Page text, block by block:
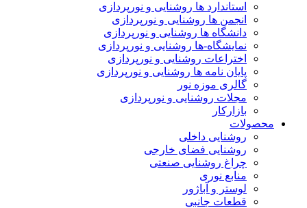
استاندارد ها روشنایی و نورپردازی
انجمن ها روشنایی و نورپردازی
دانشگاه ها روشنایی و نورپردازی
نمایشگاه-ها روشنایی و نورپردازی
اختراعات روشنایی و نورپردازی
پایان نامه ها روشنایی و نورپردازی
گالری موزه نور
مجلات روشنایی و نورپردازی
بازارکار
محصولات
روشنایی داخلی
روشنایی فضای خارجی
چراغ روشنایی صنعتی
منابع نوری
لوستر و آباژور
قطعات جانبی